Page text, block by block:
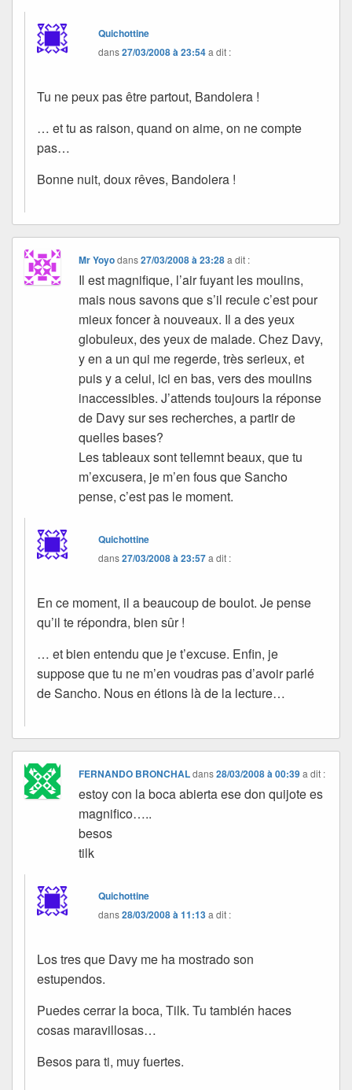
Quichottine
dans27/03/2008 à 23:54a dit :
Tu ne peux pas être partout, Bandolera !
… et tu as raison, quand on aime, on ne compte
pas…
Bonne nuit, doux rêves, Bandolera !
Mr Yoyodans27/03/2008 à 23:28 a dit :
Il est magnifique, l’air fuyant les moulins,
mais nous savons que s’il recule c’est pour
mieux foncer à nouveaux. Il a des yeux
globuleux, des yeux de malade. Chez Davy,
y en a un qui me regerde, très serieux, et
puis y a celui, ici en bas, vers des moulins
inaccessibles. J’attends toujours la réponse
de Davy sur ses recherches, a partir de
quelles bases?
Les tableaux sont tellemnt beaux, que tu
m’excusera, je m’en fous que Sancho
pense, c’est pas le moment.
Quichottine
dans27/03/2008 à 23:57a dit :
En ce moment, il a beaucoup de boulot. Je pense
qu’il te répondra, bien sûr !
… et bien entendu que je t’excuse. Enfin, je
suppose que tu ne m’en voudras pas d’avoir parlé
de Sancho. Nous en étions là de la lecture…
FERNANDO BRONCHALdans28/03/2008 à 00:39 a dit :
estoy con la boca abierta ese don quijote es
magnifico…..
besos
tilk
Quichottine
dans28/03/2008 à 11:13a dit :
Los tres que Davy me ha mostrado son
estupendos.
Puedes cerrar la boca, Tilk. Tu también haces
cosas maravillosas…
Besos para ti, muy fuertes.